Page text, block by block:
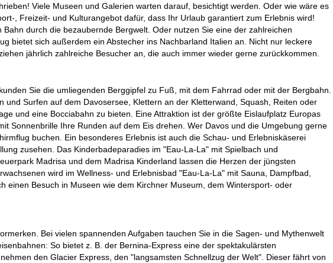
Viele Museen und Galerien warten darauf, besichtigt werden. Oder wie wäre es
, Freizeit- und Kulturangebot dafür, dass Ihr Urlaub garantiert zum Erlebnis wird!
durch die bezaubernde Bergwelt. Oder nutzen Sie eine der zahlreichen
bietet sich außerdem ein Abstecher ins Nachbarland Italien an. Nicht nur leckere
jährlich zahlreiche Besucher an, die auch immer wieder gerne zurückkommen.
Sie die umliegenden Berggipfel zu Fuß, mit dem Fahrrad oder mit der Bergbahn.
Surfen auf dem Davosersee, Klettern an der Kletterwand, Squash, Reiten oder
und eine Bocciabahn zu bieten. Eine Attraktion ist der größte Eislaufplatz Europas
Sonnenbrille Ihre Runden auf dem Eis drehen. Wer Davos und die Umgebung gerne
buchen. Ein besonderes Erlebnis ist auch die Schau- und Erlebniskäserei
zusehen. Das Kinderbadeparadies im "Eau-La-La" mit Spielbach und
Madrisa und dem Madrisa Kinderland lassen die Herzen der jüngsten
wird im Wellness- und Erlebnisbad "Eau-La-La" mit Sauna, Dampfbad,
einen Besuch in Museen wie dem Kirchner Museum, dem Wintersport- oder
Bei vielen spannenden Aufgaben tauchen Sie in die Sagen- und Mythenwelt
So bietet z. B. der Bernina-Express eine der spektakulärsten
den Glacier Express, den "langsamsten Schnellzug der Welt". Dieser fährt von